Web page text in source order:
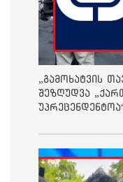
„გამოხატვის
შეზღუდვა